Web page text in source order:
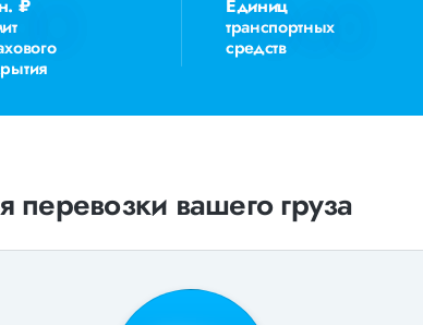
₽
Единиц
транспортных
средств
вашего груза